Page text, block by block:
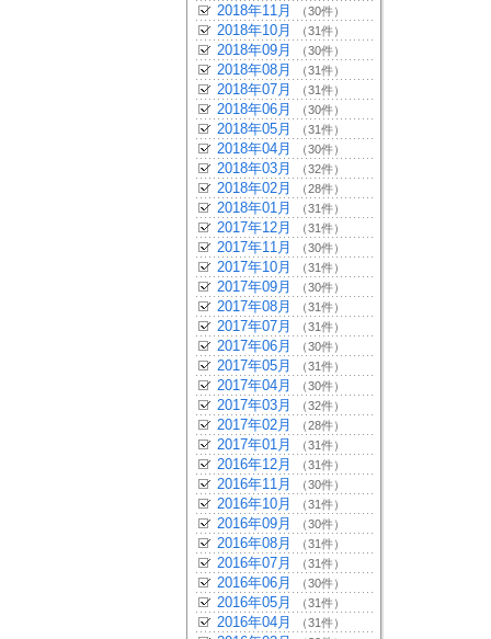
2018年11月 （30件）
2018年10月 （31件）
2018年09月 （30件）
2018年08月 （31件）
2018年07月 （31件）
2018年06月 （30件）
2018年05月 （31件）
2018年04月 （30件）
2018年03月 （32件）
2018年02月 （28件）
2018年01月 （31件）
2017年12月 （31件）
2017年11月 （30件）
2017年10月 （31件）
2017年09月 （30件）
2017年08月 （31件）
2017年07月 （31件）
2017年06月 （30件）
2017年05月 （31件）
2017年04月 （30件）
2017年03月 （32件）
2017年02月 （28件）
2017年01月 （31件）
2016年12月 （31件）
2016年11月 （30件）
2016年10月 （31件）
2016年09月 （30件）
2016年08月 （31件）
2016年07月 （31件）
2016年06月 （30件）
2016年05月 （31件）
2016年04月 （31件）